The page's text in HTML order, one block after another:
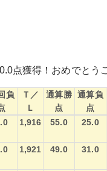
点獲得！おめでとう
負
Ｔ／
Ｌ
通算勝
点
通算負
点
負
Ｔ／
通算勝
通算負
1,916 55.0 25.0
1,921 49.0 31.0